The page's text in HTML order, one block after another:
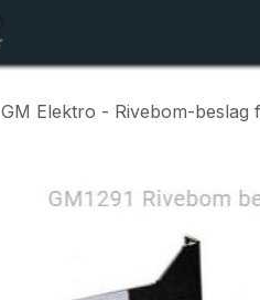
GM Elektro - Rivebom-beslag